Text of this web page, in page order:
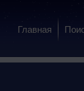
Главная